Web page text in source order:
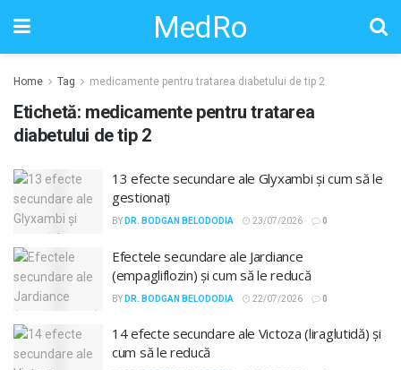
MedRo
Home Tag medicamente pentru tratarea diabetului de tip 2
Etichetă: medicamente pentru tratarea
diabetului de tip 2
13 efecte secundare ale Glyxambi și cum să le
gestionați
BY DR. BODGAN BELODODIA 23/07/2026 0
Efectele secundare ale Jardiance
(empagliflozin) și cum să le reducă
BY DR. BODGAN BELODODIA 22/07/2026 0
14 efecte secundare ale Victoza (liraglutidă) și
cum să le reducă